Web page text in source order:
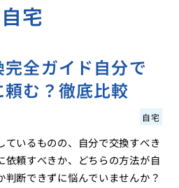
自宅
全ガイド自分で
む？徹底比較
自宅
ているものの、自分で交換すべき
依頼すべきか、どちらの方法が自
断できずに悩んでいませんか？